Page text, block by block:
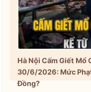
Hà Nội Cấm Giết Mổ
30/6/2026: Mức
Đồng?